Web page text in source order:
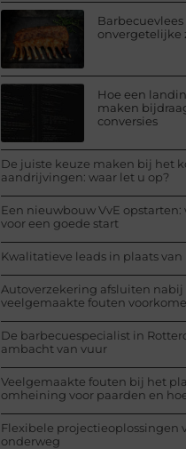
onvergetelijke
Hoe een
maken
conversies
De juiste keuze maken bij het
aandrijvingen: waar let u op?
Een nieuwbouw VvE
voor een goede start
Kwalitatieve leads in plaats
Autoverzekering afsluiten nabij
veelgemaakte fouten
De barbecuespecialist in
ambacht van vuur
Veelgemaakte fouten bij het
omheining voor paarden en
Flexibele projectieoplossingen
onderweg